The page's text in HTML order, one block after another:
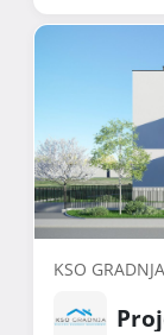
KSO